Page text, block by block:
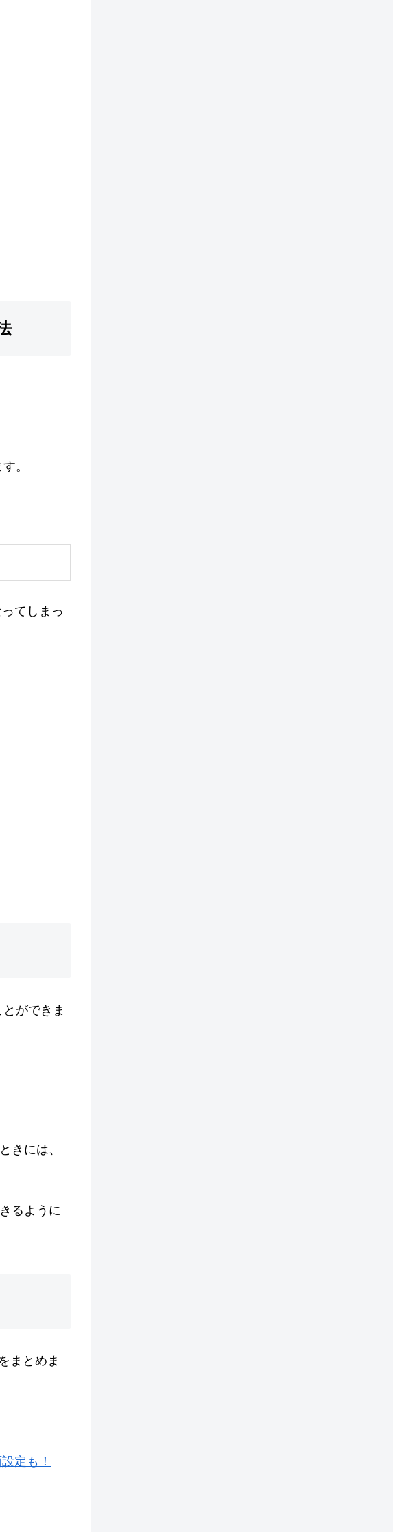
。
てしまっ
ができま
きには、
るように
まとめま
定も！